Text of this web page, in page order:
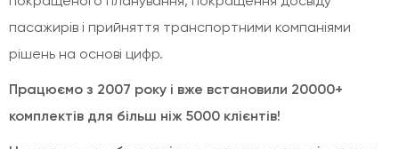
пасажирів і прийняття транспортними компаніями
рішень на основі цифр.
Працюємо з 2007 року і вже встановили 20000+
комплектів для більш ніж 5000 клієнтів!